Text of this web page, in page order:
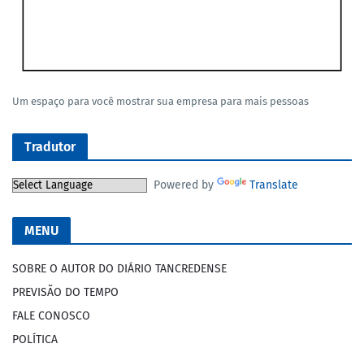
Um espaço para você mostrar sua empresa para mais pessoas
Tradutor
Powered by Translate
MENU
SOBRE O AUTOR DO DIÁRIO TANCREDENSE
PREVISÃO DO TEMPO
FALE CONOSCO
POLÍTICA